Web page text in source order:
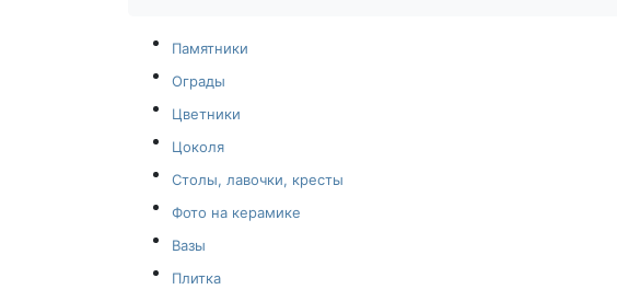
Памятники
Ограды
Цветники
Цоколя
Столы, лавочки, кресты
Фото на керамике
Вазы
Плитка